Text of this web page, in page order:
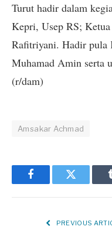
Turut hadir dalam
Kepri, Usep RS;
Rafitriyani. Hadir
Muhamad Amin serta
(r/dam)
Amsakar Achmad
FacebookTwitter
PREVIOUS